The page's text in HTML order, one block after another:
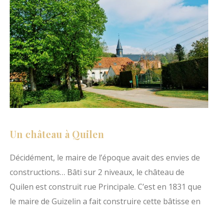
Un château à Quilen
Décidément, le maire de l’époque avait des envies de
constructions… Bâti sur 2 niveaux, le château de
Quilen est construit rue Principale. C’est en 1831 que
le maire de Guizelin a fait construire cette bâtisse en